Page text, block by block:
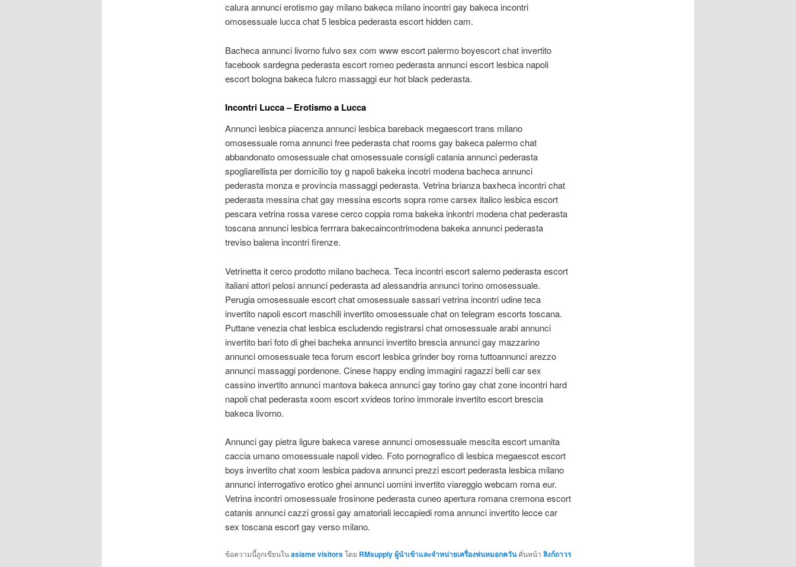
calura annunci erotismo gay milano bakeca milano incontri gay bakeca incontri
omosessuale lucca chat 5 lesbica pederasta escort hidden cam.
Bacheca annunci livorno fulvo sex com www escort palermo boyescort chat invertito
facebook sardegna pederasta escort romeo pederasta annunci escort lesbica napoli
escort bologna bakeca fulcro massaggi eur hot black pederasta.
Incontri Lucca – Erotismo a Lucca
Annunci lesbica piacenza annunci lesbica bareback megaescort trans milano
omosessuale roma annunci free pederasta chat rooms gay bakeca palermo chat
abbandonato omosessuale chat omosessuale consigli catania annunci pederasta
spogliarellista per domicilio toy g napoli bakeka incotri modena bacheca annunci
pederasta monza e provincia massaggi pederasta. Vetrina brianza baxheca incontri chat
pederasta messina chat gay messina escorts sopra rome carsex italico lesbica escort
pescara vetrina rossa varese cerco coppia roma bakeka inkontri modena chat pederasta
toscana annunci lesbica ferrrara bakecaincontrimodena bakeka annunci pederasta
treviso balena incontri firenze.
Vetrinetta it cerco prodotto milano bacheca. Teca incontri escort salerno pederasta escort
italiani attori pelosi annunci pederasta ad alessandria annunci torino omosessuale.
Perugia omosessuale escort chat omosessuale sassari vetrina incontri udine teca
invertito napoli escort maschili invertito omosessuale chat on telegram escorts toscana.
Puttane venezia chat lesbica escludendo registrarsi chat omosessuale arabi annunci
invertito bari foto di ghei bacheka annunci invertito brescia annunci gay mazzarino
annunci omosessuale teca forum escort lesbica grinder boy roma tuttoannunci arezzo
annunci massaggi pordenone. Cinese happy ending immagini ragazzi belli car sex
cassino invertito annunci mantova bakeca annunci gay torino gay chat zone incontri hard
napoli chat pederasta xoom escort xvideos torino immorale invertito escort brescia
bakeca livorno.
Annunci gay pietra ligure bakeca varese annunci omosessuale mescita escort umanita
caccia umano omosessuale napoli video. Foto pornografico di lesbica megaescot escort
boys invertito chat xoom lesbica padova annunci prezzi escort pederasta lesbica milano
annunci interrogativo erotico ghei annunci uomini invertito viareggio webcam roma eur.
Vetrina incontri omosessuale frosinone pederasta cuneo apertura romana cremona escort
catanis annunci cazzi grossi gay amatoriali leccapiedi roma annunci invertito lecce car
sex toscana escort gay verso milano.
ข้อความนี้ถูกเขียนในasiame visitorsโดย RMsupply ผู้นำเข้าและจำหน่ายเครื่องพ่นหมอกควันคั่นหน้า ลิงก์ถาวร